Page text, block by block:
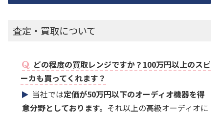
査定・買取について
どの程度の買取レンジですか？100万円以上のスピ
ーカも買ってくれます？
当社では定価が50万円以下のオーディオ機器を得
意分野としております。 それ以上の高級オーディオに